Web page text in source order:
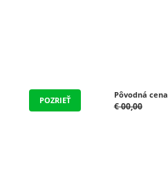
POZRIEŤ
Pôvodná cena
€ 00,00